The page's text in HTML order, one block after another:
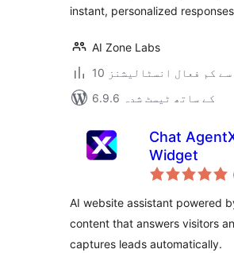
instant, personalized
AI Zone Labs
10 سے کم فعال انسٹالیشنز
6.9.6 کے ساتھ ٹیسٹ شدہ
Chat
Widget
AI website assistant powered
content that answers visitors
captures leads automatically.